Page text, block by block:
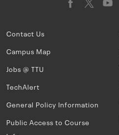
Contact Us
Campus Map
Jobs @ TTU
TechAlert
General Policy Information
Public Access to Course